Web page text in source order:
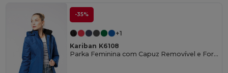
-35%
+1
Kariban K6108
Parka Feminina com Capuz Removível e Forro Acolchoado